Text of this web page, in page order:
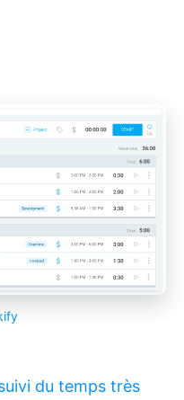
du temps très